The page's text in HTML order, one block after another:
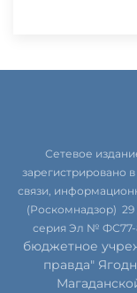
Сетевое
зарегистрировано
связи,
(Роскомнадзор) 29
серия Эл № ФС77-
бюджетное
правда"